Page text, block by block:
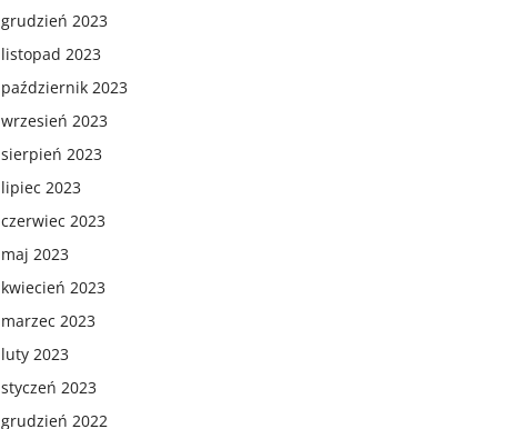
grudzień 2023
listopad 2023
październik 2023
wrzesień 2023
sierpień 2023
lipiec 2023
czerwiec 2023
maj 2023
kwiecień 2023
marzec 2023
luty 2023
styczeń 2023
grudzień 2022